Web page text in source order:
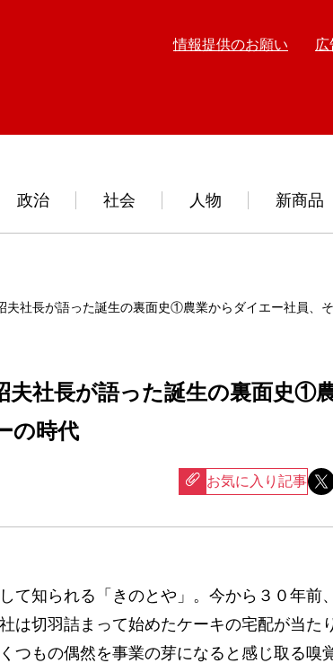
情報提供のお願い
政治 社会 人物 新商品
社長が語った誕生の裏面史①農業からダイエー社員、そ
夫社長が語った誕生の裏面史①
の時代
お気に入り記事
て知られる「きのとや」。今から３０年前
は切羽詰まって始めたケーキの宅配が当た
つもの偶然を事業の芽になると感じ取る嗅